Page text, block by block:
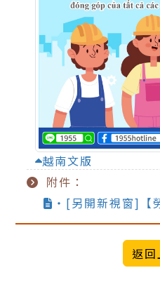
越南文版
附件：
‧[另開新視窗]【